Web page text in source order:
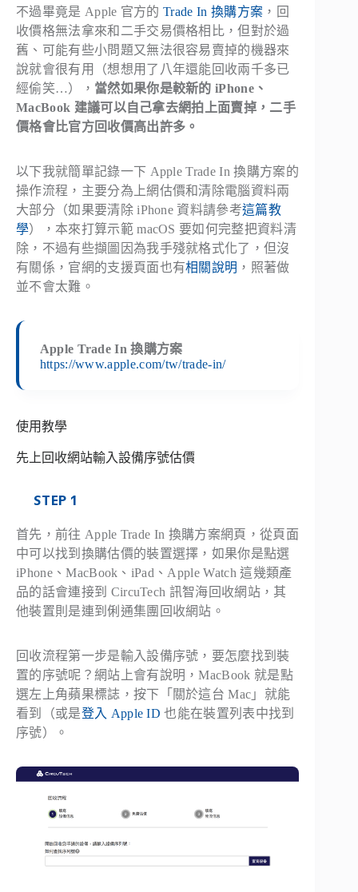
不過畢竟是 Apple 官方的Trade In 換購方案 ，回
收價格無法拿來和二手交易價格相比，但對於過
舊、可能有些小問題又無法很容易賣掉的機器來
說就會很有用（想想用了八年還能回收兩千多已
經偷笑…）， 當然如果你是較新的 iPhone、
MacBook 建議可以自己拿去網拍上面賣掉，二手
價格會比官方回收價高出許多。
以下我就簡單記錄一下 Apple Trade In 換購方案的
操作流程，主要分為上網估價和清除電腦資料兩
大部分（如果要清除 iPhone 資料請參考這篇教
學），本來打算示範 macOS 要如何完整把資料清
除，不過有些擷圖因為我手殘就格式化了，但沒
有關係，官網的支援頁面也有相關說明 ，照著做
並不會太難。
Apple Trade In 換購方案
https://www.apple.com/tw/trade-in/
使用教學
先上回收網站輸入設備序號估價
STEP 1
首先，前往 Apple Trade In 換購方案網頁，從頁面
中可以找到換購估價的裝置選擇，如果你是點選
iPhone、MacBook、iPad、Apple Watch 這幾類產
品的話會連接到 CircuTech 訊智海回收網站，其
他裝置則是連到俐通集團回收網站。
回收流程第一步是輸入設備序號，要怎麼找到裝
置的序號呢？網站上會有說明，MacBook 就是點
選左上角蘋果標誌，按下「關於這台 Mac」就能
看到（或是登入 Apple ID 也能在裝置列表中找到
序號）。